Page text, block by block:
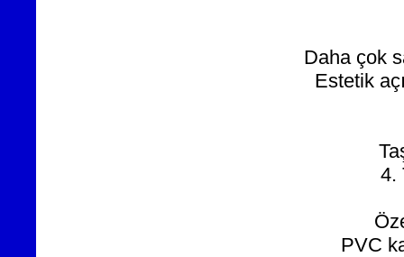
Daha çok
Estetik
4.
PVC